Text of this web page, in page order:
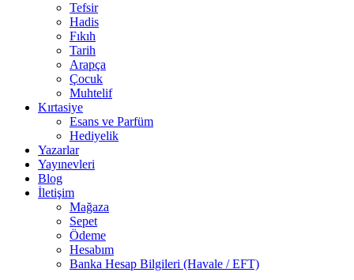
Tefsir
Hadis
Fıkıh
Tarih
Arapça
Çocuk
Muhtelif
Kırtasiye
Esans ve Parfüm
Hediyelik
Yazarlar
Yayınevleri
Blog
İletişim
Mağaza
Sepet
Ödeme
Hesabım
Banka Hesap Bilgileri (Havale / EFT)